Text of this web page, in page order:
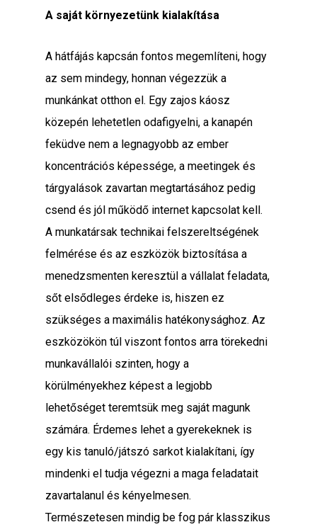
A saját környezetünk kialakítása
A hátfájás kapcsán fontos megemlíteni, hogy
az sem mindegy, honnan végezzük a
munkánkat otthon el. Egy zajos káosz
közepén lehetetlen odafigyelni, a kanapén
feküdve nem a legnagyobb az ember
koncentrációs képessége, a meetingek és
tárgyalások zavartan megtartásához pedig
csend és jól működő internet kapcsolat kell.
A munkatársak technikai felszereltségének
felmérése és az eszközök biztosítása a
menedzsmenten keresztül a vállalat feladata,
sőt elsődleges érdeke is, hiszen ez
szükséges a maximális hatékonysághoz. Az
eszközökön túl viszont fontos arra törekedni
munkavállalói szinten, hogy a
körülményekhez képest a legjobb
lehetőséget teremtsük meg saját magunk
számára. Érdemes lehet a gyerekeknek is
egy kis tanuló/játszó sarkot kialakítani, így
mindenki el tudja végezni a maga feladatait
zavartalanul és kényelmesen.
Természetesen mindig be fog pár klasszikus